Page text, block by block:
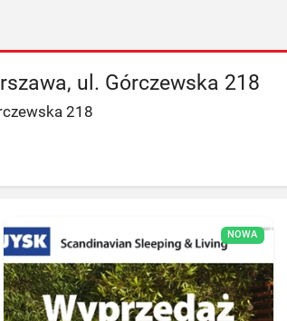
ul. Górczewska 218
218
NOWA